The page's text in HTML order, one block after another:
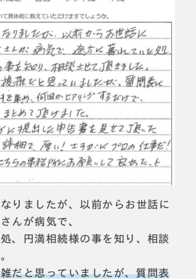
りましたが、以前からお世話に
んが病気で、
、円満相続様の事を知り、相談
だと思っていましたが、質問表